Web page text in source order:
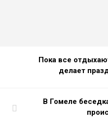
Пока все
делает
В Гомеле